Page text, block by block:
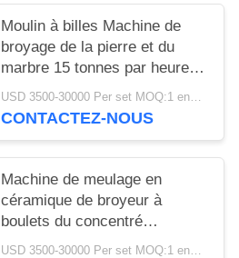
Moulin à billes Machine de
broyage de la pierre et du
marbre 15 tonnes par heure
Type d'équipement minier
CONTACTEZ-NOUS
Machine de meulage en
céramique de broyeur à
boulets du concentré
1200x4500 d'extraction de l'orUSD 3500-30000 Per set MOQ:1 ensemble